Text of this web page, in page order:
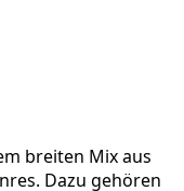
breiten Mix aus
Dazu gehören